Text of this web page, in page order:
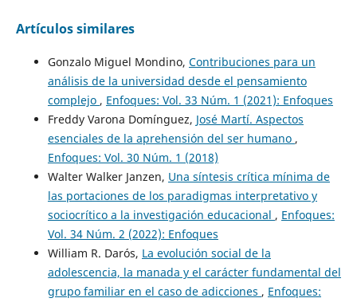
Artículos similares
Gonzalo Miguel Mondino, Contribuciones para un
análisis de la universidad desde el pensamiento
complejo , Enfoques: Vol. 33 Núm. 1 (2021): Enfoques
Freddy Varona Domínguez, José Martí. Aspectos
esenciales de la aprehensión del ser humano ,
Enfoques: Vol. 30 Núm. 1 (2018)
Walter Walker Janzen, Una síntesis crítica mínima de
las portaciones de los paradigmas interpretativo y
sociocrítico a la investigación educacional , Enfoques:
Vol. 34 Núm. 2 (2022): Enfoques
William R. Darós, La evolución social de la
adolescencia, la manada y el carácter fundamental del
grupo familiar en el caso de adicciones , Enfoques: